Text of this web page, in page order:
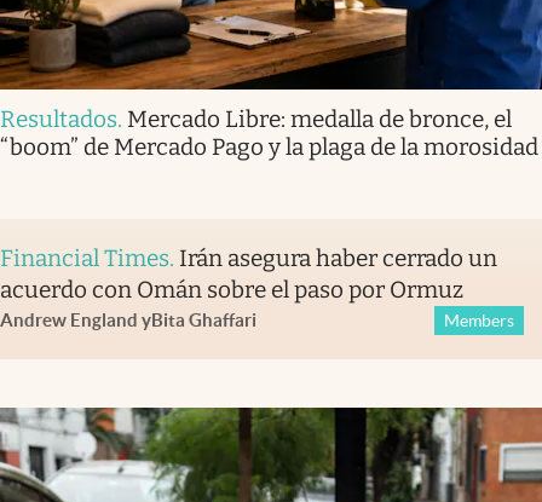
Resultados. Mercado Libre: medalla de bronce, el
“boom” de Mercado Pago y la plaga de la morosidad
Financial Times. Irán asegura haber cerrado un
acuerdo con Omán sobre el paso por Ormuz
Andrew England yBita Ghaffari Members